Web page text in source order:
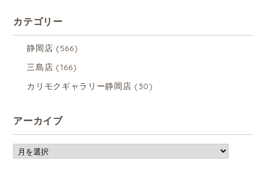
カテゴリー
静岡店 (566)
三島店 (166)
カリモクギャラリー静岡店 (30)
アーカイブ